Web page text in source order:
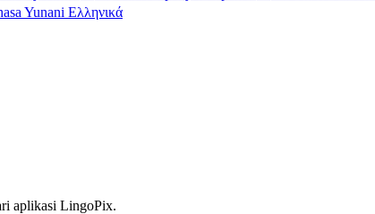
Yunani Ελληνικά
aplikasi LingoPix.